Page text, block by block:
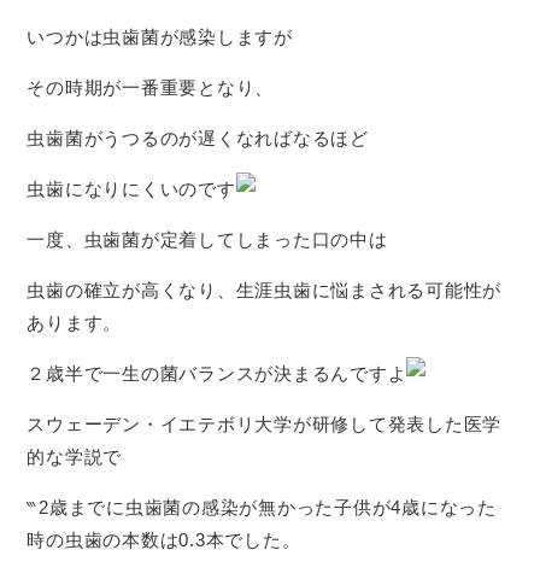
いつかは虫歯菌が感染しますが
その時期が一番重要となり、
虫歯菌がうつるのが遅くなればなるほど
虫歯になりにくいのです
一度、虫歯菌が定着してしまった口の中は
虫歯の確立が高くなり、生涯虫歯に悩まされる可能性が
あります。
２歳半で一生の菌バランスが決まるんですよ
スウェーデン・イエテボリ大学が研修して発表した医学
的な学説で
‷2歳までに虫歯菌の感染が無かった子供が4歳になった
時の虫歯の本数は0.3本でした。